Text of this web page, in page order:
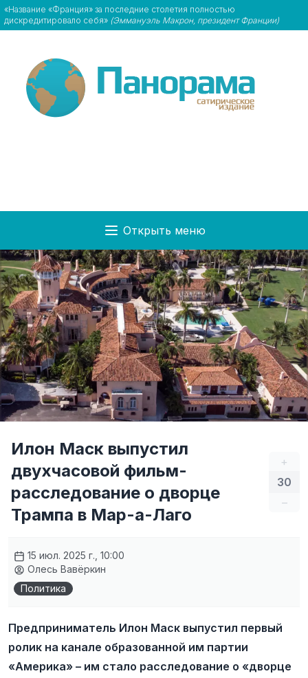
«Название «Франция» за последние столетия полностью
дискредитировало себя» (Эммануэль Макрон, президент Франции)
Открыть меню
+
30
–
Илон Маск выпустил
двухчасовой фильм-
расследование о дворце
Трампа в Мар-а-Лаго
15 июл. 2025 г., 10:00
Олесь Вавёркин
Политика
Предприниматель Илон Маск выпустил первый
ролик на канале образованной им партии
«Америка» – им стало расследование о «дворце